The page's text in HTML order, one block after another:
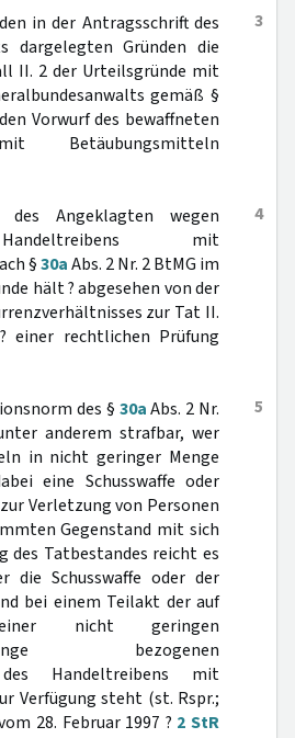
3
in der Antragsschrift des
dargelegten Gründen die
II. 2 der Urteilsgründe mit
gemäß §
Vorwurf des bewaffneten
Betäubungsmitteln
4
Angeklagten wegen
mit
§30aAbs. 2 Nr. 2 BtMG im
hält ? abgesehen von der
zur Tat II.
einer rechtlichen Prüfung
5
des § 30aAbs. 2 Nr.
anderem strafbar, wer
in nicht geringer Menge
eine Schusswaffe oder
Verletzung von Personen
Gegenstand mit sich
des Tatbestandes reicht es
die Schusswaffe oder der
bei einem Teilakt der auf
nicht geringen
bezogenen
des Handeltreibens mit
Verfügung steht (st. Rspr.;
28. Februar 1997 ? 2 StR